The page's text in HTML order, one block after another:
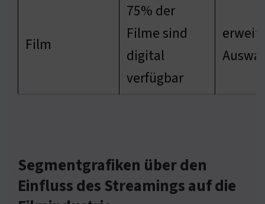
Film
75% der
Filme sind
digital
verfügbar
Segmentgrafiken über den
Einfluss des Streamings auf die